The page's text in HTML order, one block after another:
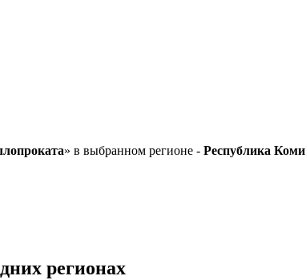
» в выбранном регионе - Республика Коми
регионах